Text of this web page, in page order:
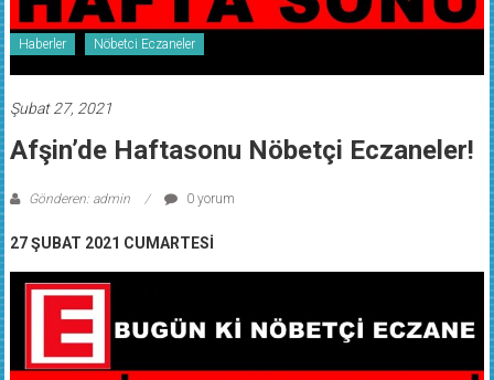
Haberler Nöbetci Eczaneler
Şubat 27, 2021
Afşin’de Haftasonu Nöbetçi Eczaneler!
Gönderen: admin 0 yorum
27 ŞUBAT 2021 CUMARTESİ